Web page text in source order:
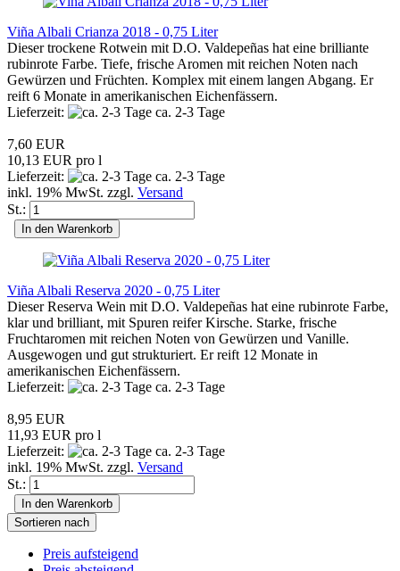
Viña Albali Crianza 2018 - 0,75 Liter
Dieser trockene Rotwein mit D.O. Valdepeñas hat eine brilliante
rubinrote Farbe. Tiefe, frische Aromen mit reichen Noten nach
Gewürzen und Früchten. Komplex mit einem langen Abgang. Er
reift 6 Monate in amerikanischen Eichenfässern.
Lieferzeit:
ca. 2-3 Tage
7,60 EUR
10,13 EUR pro l
Lieferzeit:
ca. 2-3 Tage
inkl. 19% MwSt. zzgl. Versand
St.:
In den Warenkorb
Viña Albali Reserva 2020 - 0,75 Liter
Dieser Reserva Wein mit D.O. Valdepeñas hat eine rubinrote Farbe,
klar und brilliant, mit Spuren reifer Kirsche. Starke, frische
Fruchtaromen mit reichen Noten von Gewürzen und Vanille.
Ausgewogen und gut strukturiert. Er reift 12 Monate in
amerikanischen Eichenfässern.
Lieferzeit:
ca. 2-3 Tage
8,95 EUR
11,93 EUR pro l
Lieferzeit:
ca. 2-3 Tage
inkl. 19% MwSt. zzgl. Versand
St.:
In den Warenkorb
Sortieren nach
Preis aufsteigend